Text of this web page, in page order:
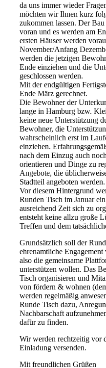
da uns immer wieder
möchten wir Ihnen kurz
zukommen lassen. Der
voran und es werden am
ersten Häuser werden
November/Anfang
werden die jetzigen
Ende einziehen und die
geschlossen werden.
Mit der endgültigen
Ende März gerechnet.
Die Bewohner der
lange in Hamburg bzw.
keine neue Unterstützung
Bewohner, die
wahrscheinlich erst im
einziehen.
nach dem Einzug auch
orientieren und Dinge zu
Angebote, die
Stadtteil angeboten werden.
Vor diesem Hintergrund
Runden Tisch im Januar
ausreichend Zeit sich zu
entsteht keine allzu große
Treffen und dem
Grundsätzlich soll der
ehrenamtliche
also die gemeinsame
unterstützen wollen. Das
Tisch organisieren und
von fördern & wohnen
werden regelmäßig
Runde Tisch dazu,
Nachbarschaft
dafür zu finden.
Wir werden rechtzeitig vor
Einladung versenden.
Mit freundlichen Grüßen